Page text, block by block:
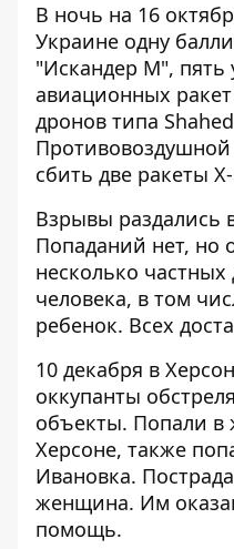
В ночь на 16
Украине одну
"Искандер М", пять
авиационных
дронов типа
сбить две ракеты
Взрывы раздались
Попаданий нет, но
несколько
человека, в том
ребенок. Всех
10 декабря в
оккупанты
объекты. Попали в
Херсоне, также
Ивановка.
женщина. Им
помощь.